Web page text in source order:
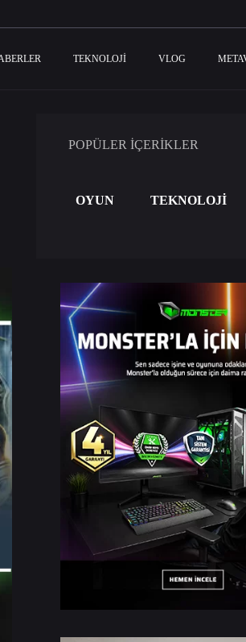
TEKNOLOJI VLOG
POPÜLER İÇERİKLER
OYUN TEKNOLOJİ